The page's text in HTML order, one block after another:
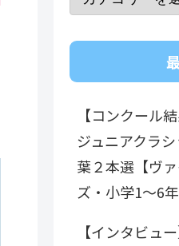
【コンクール
ジュニアクラ
葉２本選【ヴ
ズ・小学1～6
【インタビュ